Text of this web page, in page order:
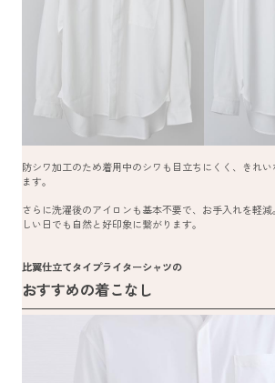
防シワ加工のため着用中のシワも目立ちにくく、きれ
ます。
さらに洗濯後のアイロンも基本不要で、お手入れを軽
しい日でも自然と好印象に繋がります。
比翼仕立てタイプライターシャツの
おすすめの着こなし